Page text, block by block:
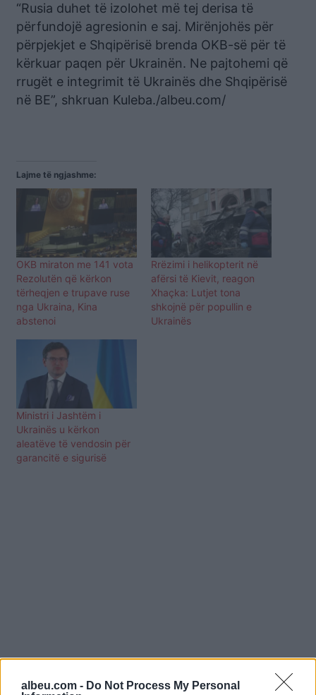
albeu.com - Do Not Process My Personal
“Rusia duhet të izolohet më tej derisa të
përfundojë agresionin e saj. Mirënjohës për
përpjekjet e Shqipërisë brenda OKB-së për të
kërkuar paqen për Ukrainën. Ne pajtohemi që
rrugët e integrimit të Ukrainës dhe Shqipërisë
në BE”, shkruan Kuleba./albeu.com/
Lajme të ngjashme:
OKB miraton me 141 vota
Rezolutën që kërkon
tërheqjen e trupave ruse
nga Ukraina, Kina
abstenoi
Rrëzimi i helikopterit në
afërsi të Kievit, reagon
Xhaçka: Lutjet tona
shkojnë për popullin e
Ukrainës
Ministri i Jashtëm i
Ukrainës u kërkon
aleatëve të vendosin për
garancitë e sigurisë